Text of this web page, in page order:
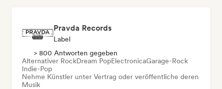
Pravda Records
Label
> 800 Antworten gegeben
Alternativer RockDream PopElectronicaGarage-Rock
Indie-Pop
Nehme Künstler unter Vertrag oder veröffentliche deren
Musik